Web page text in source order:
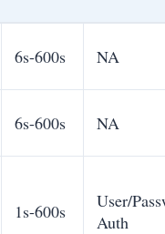
6s-600s NA
6s-600s NA
1s-600s
User/
Auth